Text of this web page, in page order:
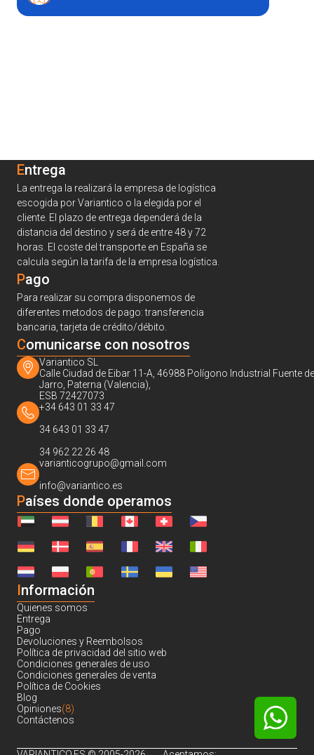
Entrega
La entrega la realizará la empresa de logística
escogida por Variantico o la elegida por el
cliente. El plazo de entrega dependerá de la
distancia del destino y será de entre 48 y 72
horas. El coste del transporte en España se
calcula según la tarifa de la empresa logística.
Pago
Para realizar su compra disponemos de
diferentes metodos de pago: transferencia
bancaria, tarjeta de crédito/débito.
Comunicarse con nosotros
Variantico SL
Calle Ciudad de Eibar 11-A, 46988 Polígono Industrial Fuente
Jarro, Paterna (Valencia),
ESB 72427073
+34 643 01 33 47
34 643 01 33 47
34 962 22 26 48
varianticogrupo@gmail.com
info@variantico.es
Países donde operamos
Información
Quienes somos
Entrega
Pago
Devoluciones y Reembolsos
Política de privacidad del sitio web
Condiciones generales de uso
Condiciones generales de venta
Política de Cookies
Blog
Opiniones(8)
Contáctenos